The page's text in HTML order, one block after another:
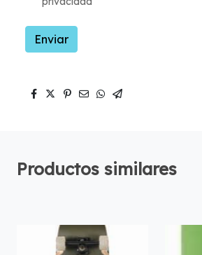
Enviar
Productos similares